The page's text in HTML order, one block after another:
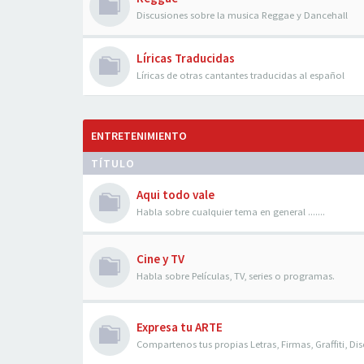
Discusiones sobre la musica Reggae y Dancehall
Líricas Traducidas
Líricas de otras cantantes traducidas al español
ENTRETENIMIENTO
TÍTULO
Aqui todo vale
Habla sobre cualquier tema en general .......
Cine y TV
Habla sobre Películas, TV, series o programas.
Expresa tu ARTE
Compartenos tus propias Letras, Firmas, Graffiti,